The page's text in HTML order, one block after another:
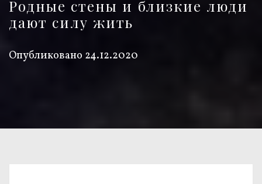
Родные стены и близкие люди
дают силу жить
Опубликовано 24.12.2020